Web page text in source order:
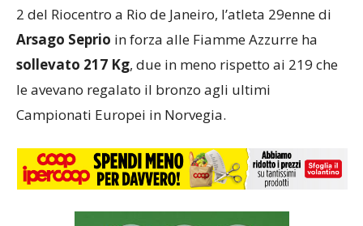
2 del Riocentro a Rio de Janeiro, l’atleta 29enne di
Arsago Seprio in forza alle Fiamme Azzurre ha
sollevato 217 Kg, due in meno rispetto ai 219 che
le avevano regalato il bronzo agli ultimi
Campionati Europei in Norvegia.